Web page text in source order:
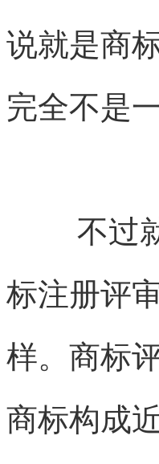
说就是商
完全不是
不过
标注册评
样。商标
商标构成